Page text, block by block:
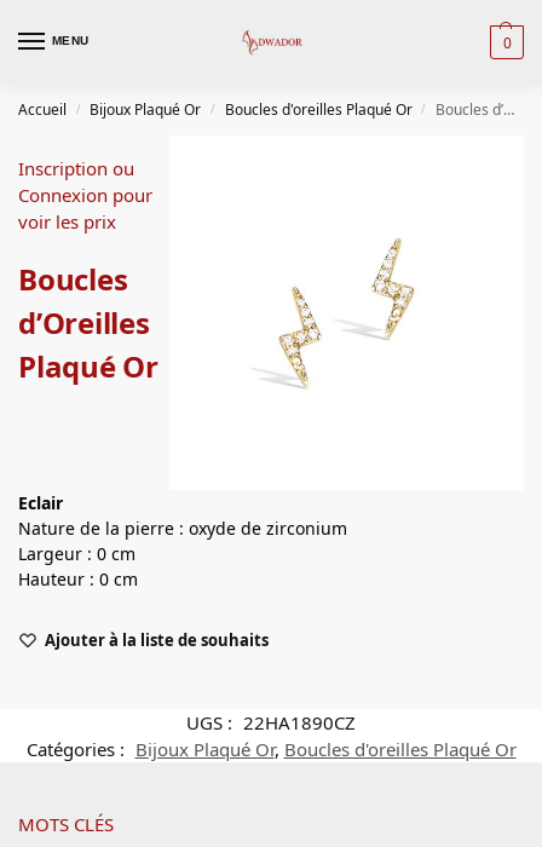
MENU 0
Accueil / Bijoux Plaqué Or / Boucles d'oreilles Plaqué Or / Boucles d’Oreilles Plaqué Or
Inscription ou
Connexion pour
voir les prix
Boucles
d’Oreilles
Plaqué Or
Eclair
Nature de la pierre : oxyde de zirconium
Largeur : 0 cm
Hauteur : 0 cm
Ajouter à la liste de souhaits
UGS : 22HA1890CZ
Catégories : Bijoux Plaqué Or, Boucles d'oreilles Plaqué Or
MOTS CLÉS